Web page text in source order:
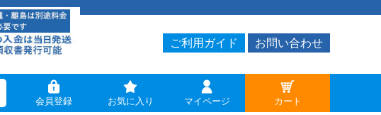
ご利用ガイド お問い合わせ
会員登録 お気に入り マイページ カート